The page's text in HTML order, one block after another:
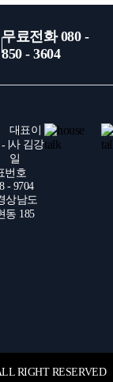
무료전화 080 -
850 - 3604
-
대표이
사 김강
일
번호
- 9704
상남도
동 185
RIGHT RESERVED